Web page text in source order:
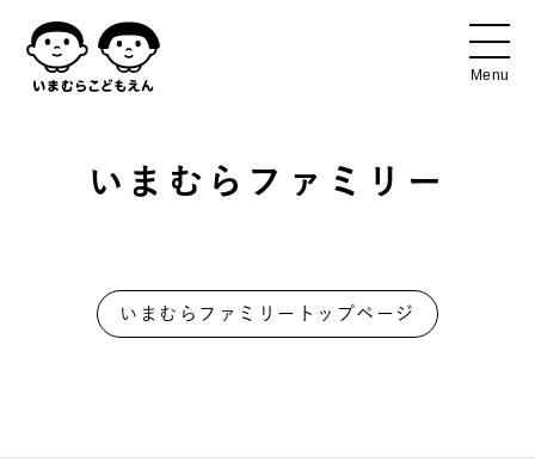
いまむらファミリー
いまむらファミリートップページ